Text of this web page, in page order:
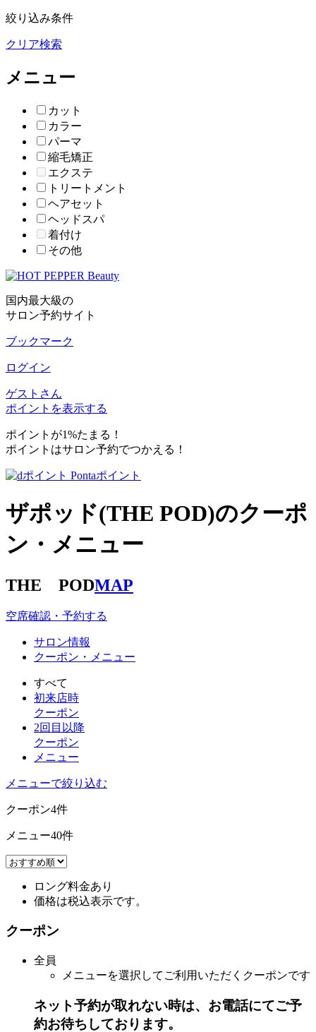
絞り込み条件
クリア検索
メニュー
カット
カラー
パーマ
縮毛矯正
エクステ
トリートメント
ヘアセット
ヘッドスパ
着付け
その他
国内最大級の
サロン予約サイト
ブックマーク
ログイン
ゲストさん
ポイントを表示する
ポイントが1%たまる！
ポイントはサロン予約でつかえる！
ザポッド(THE POD)のクーポ
ン・メニュー
THE PODMAP
空席確認・予約する
サロン情報
クーポン・メニュー
すべて
初来店時
クーポン
2回目以降
クーポン
メニュー
メニューで絞り込む
クーポン4件
メニュー40件
ロング料金あり
価格は税込表示です。
クーポン
全員
メニューを選択してご利用いただくクーポンです
ネット予約が取れない時は、お電話にてご予
約お待ちしております。